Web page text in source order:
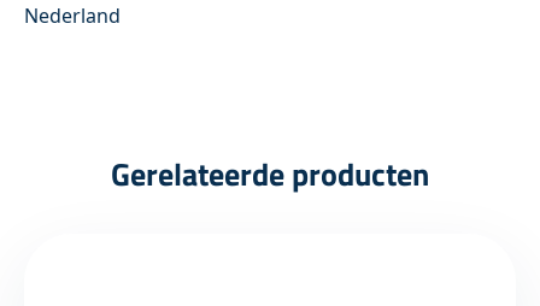
Nederland
Gerelateerde producten